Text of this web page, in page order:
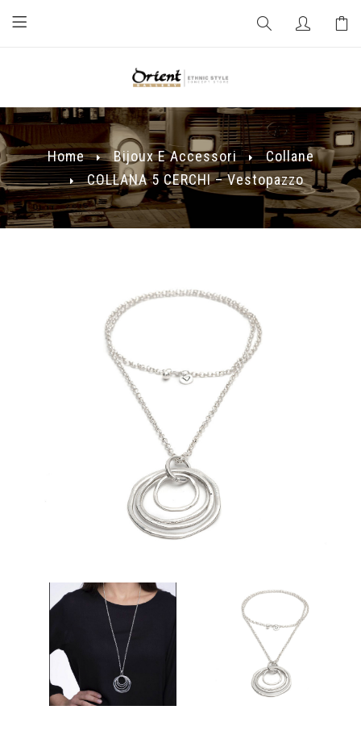
Home Bijoux E Accessori
Collane
COLLANA 5 CERCHI – Vestopazzo